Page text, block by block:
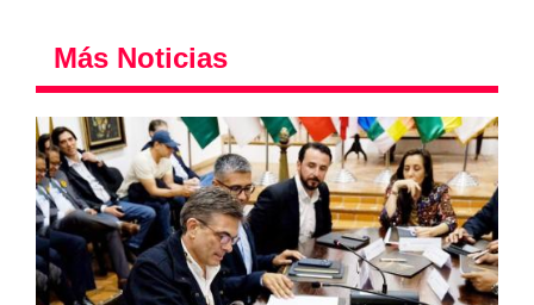
Más Noticias